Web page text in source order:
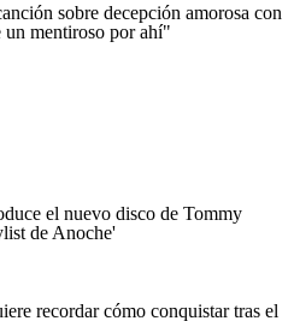
sobre decepción amorosa con
un mentiroso por ahí"
el nuevo disco de Tommy
de Anoche'
recordar cómo conquistar tras el